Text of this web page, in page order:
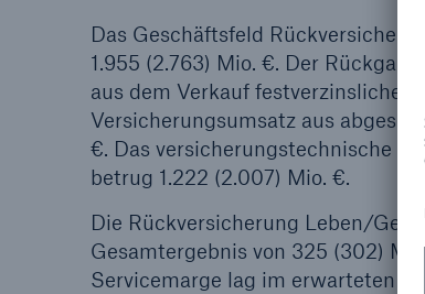
Das Geschäftsfeld
1.955 (2.763) Mio. €. Der
aus dem Verkauf festverzinslicher
Versicherungsumsatz aus
€. Das versicherungstechnische
betrug 1.222 (2.007) Mio. €.
Die Rückversicherung Leben/
Gesamtergebnis von 325 (302)
Servicemarge lag im erwarteten